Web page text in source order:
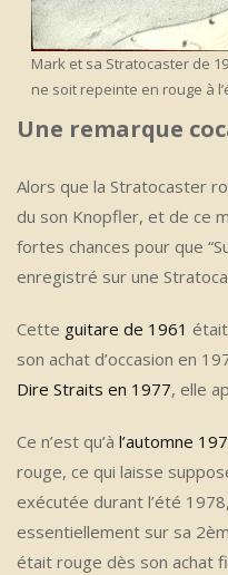
Mark et sa Stratocaster de
ne soit repeinte en rouge à
Une remarque
Alors que la Stratocaster
du son Knopfler, et de ce
fortes chances pour que
enregistré sur une
Cette guitare de 1961
son achat d’occasion en
Dire Straits en 1977, elle
Ce n’est qu’à l’automne
rouge, ce qui laisse
exécutée durant l’été
essentiellement sur sa
était rouge dès son achat